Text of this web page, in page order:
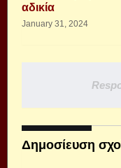
αδικία
January 31, 2024
Δημοσίευση